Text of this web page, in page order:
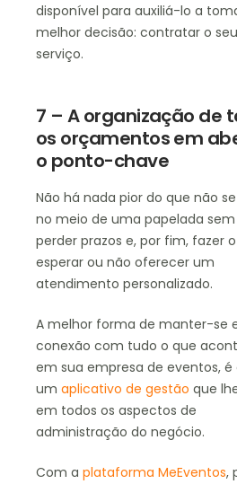
disponível para auxiliá-lo a
melhor decisão: contratar o seu
serviço.
7 – A organização de
os orçamentos em
o ponto-chave
Não há nada pior do que não
no meio de uma papelada
perder prazos e, por fim, fazer
esperar ou não oferecer um
atendimento personalizado.
A melhor forma de manter-se
conexão com tudo o que
em sua empresa de eventos, é
um aplicativo de gestão que
em todos os aspectos de
administração do negócio.
Com a plataforma MeEventos,